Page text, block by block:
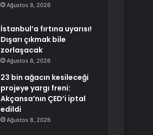
Ağustos 8, 2026
İstanbul’a fırtına uyarısı!
Dışarı çıkmak bile
zorlaşacak
Ağustos 8, 2026
23 bin ağacın kesileceği
projeye yargı freni:
Akçansa’nın ÇED’i iptal
edildi
Ağustos 8, 2026